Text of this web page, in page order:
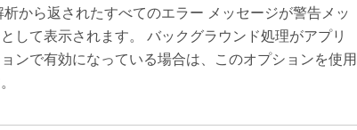
析から返されたすべてのエラー メッセージが警告メッ
して表示されます。 バックグラウンド処理がアプリ
ンで有効になっている場合は、このオプションを使用